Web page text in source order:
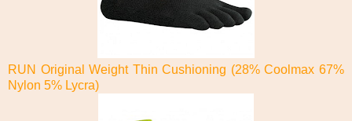
RUN Original Weight Thin Cushioning (28% Coolmax 67%
Nylon 5% Lycra)